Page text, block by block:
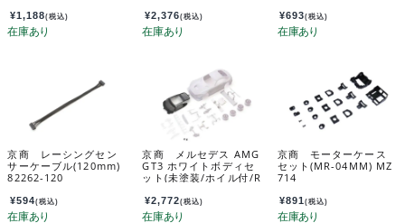
¥1,188(税込) ¥2,376(税込) ¥693(税込)
京商 レーシングセン
サーケーブル(120mm)
82262-120
¥594(税込)
京商 メルセデス AMG
GT3 ホワイトボディセ
ット(未塗装/ホイル付/R
¥2,772(税込)
京商 モーターケース
セット(MR-04MM) MZ
714
¥891(税込)